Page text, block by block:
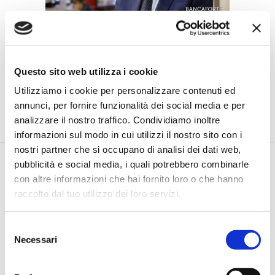
Questo sito web utilizza i cookie
Utilizziamo i cookie per personalizzare contenuti ed
annunci, per fornire funzionalità dei social media e per
analizzare il nostro traffico. Condividiamo inoltre
informazioni sul modo in cui utilizzi il nostro sito con i
nostri partner che si occupano di analisi dei dati web,
pubblicità e social media, i quali potrebbero combinarle
con altre informazioni che hai fornito loro o che hanno
raccolto dal tuo utilizzo dei loro servizi.
delNecessari
"La dignità economica dei migranti
è il primo passo dell'inclusione"
di Flavio Padovan, Maddalena Libertini -
anche uno strumento di integrazione sociale, sviluppo econ...